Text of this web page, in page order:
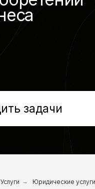
Услуги → Юридические